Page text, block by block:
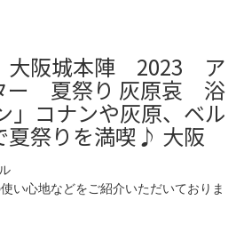
大阪城本陣 2023 ア
ー 夏祭り 灰原哀 浴
」コナンや灰原、ベル
夏祭りを満喫♪ 大阪
い心地などをご紹介いただいておりま